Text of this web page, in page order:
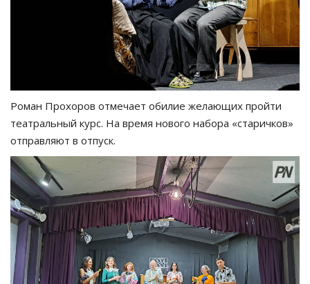
Роман Прохоров отмечает обилие желающих пройти
театральный курс. На время нового набора «старичков»
отправляют в отпуск.